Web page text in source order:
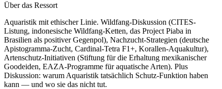
Über das Ressort
Aquaristik mit ethischer Linie. Wildfang-Diskussion (CITES-
Listung, indonesische Wildfang-Ketten, das Project Piaba in
Brasilien als positiver Gegenpol), Nachzucht-Strategien (deutsche
Apistogramma-Zucht, Cardinal-Tetra F1+, Korallen-Aquakultur),
Artenschutz-Initiativen (Stiftung für die Erhaltung mexikanischer
Goodeiden, EAZA-Programme für aquatische Arten). Plus
Diskussion: warum Aquaristik tatsächlich Schutz-Funktion haben
kann — und wo sie das nicht tut.